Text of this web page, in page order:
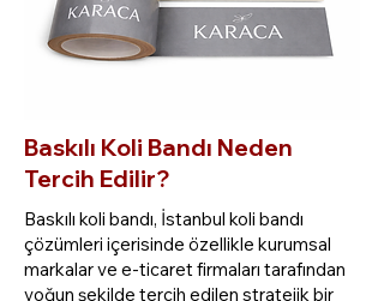
Baskılı Koli Bandı Neden
Tercih Edilir?
Baskılı koli bandı, İstanbul koli bandı
çözümleri içerisinde özellikle kurumsal
markalar ve e-ticaret firmaları tarafından
yoğun şekilde tercih edilen stratejik bir